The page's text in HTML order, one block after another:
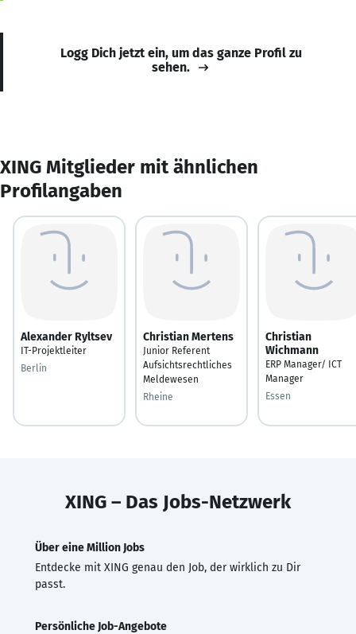
Logg Dich jetzt ein, um das ganze Profil zu
sehen.
XING Mitglieder mit ähnlichen
Profilangaben
Alexander Ryltsev
IT-Projektleiter
Berlin
Christian Mertens
Junior Referent
Aufsichtsrechtliches
Meldewesen
Rheine
Christian
Wichmann
ERP Manager/ ICT
Manager
Essen
XING – Das Jobs-Netzwerk
Über eine Million Jobs
Entdecke mit XING genau den Job, der wirklich zu Dir
passt.
Persönliche Job-Angebote